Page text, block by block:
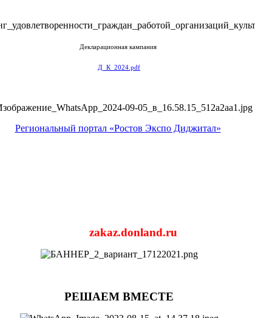
Декларационная кампания
Д_К_2024.pdf
Региональный портал «Ростов Экспо Диджитал»
zakaz.donland.ru
РЕШАЕМ ВМЕСТЕ